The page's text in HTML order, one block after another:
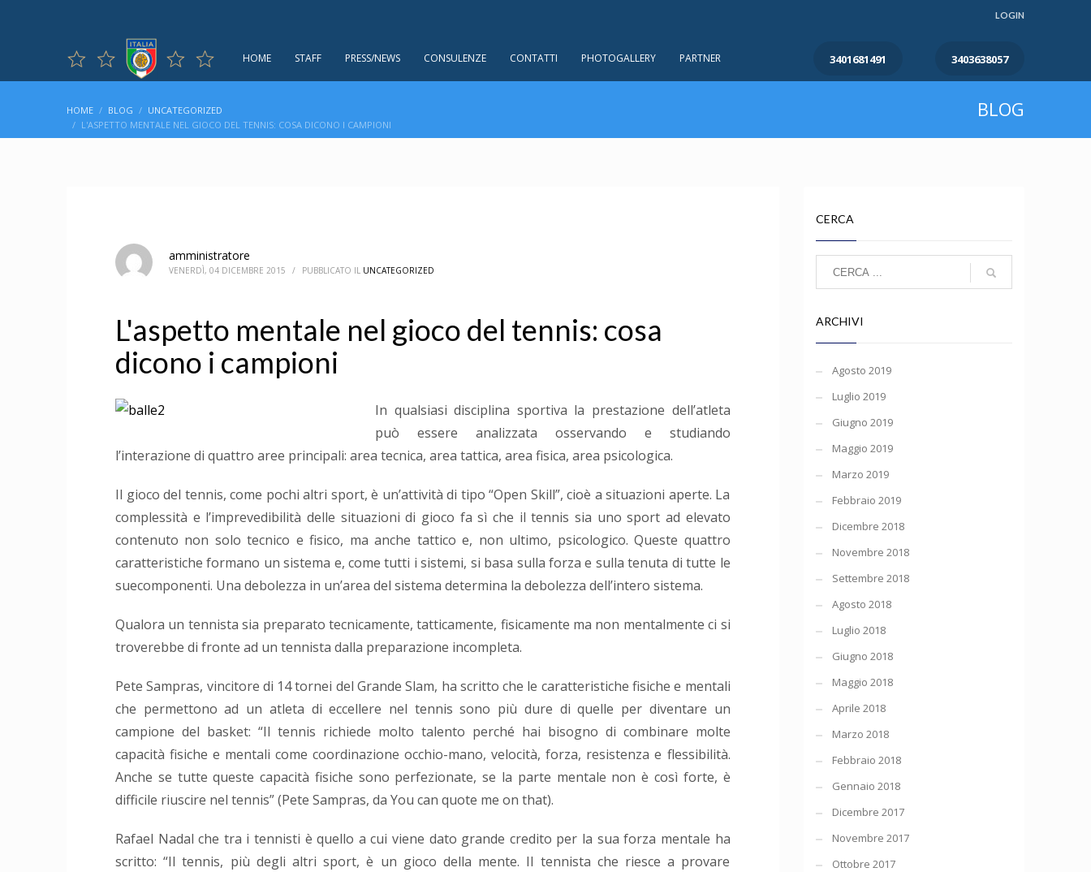
LOGIN
HOME STAFF PRESS/NEWS CONSULENZE CONTATTI PHOTOGALLERY PARTNER 3401681491 3403638057
HOME BLOG
UNCATEGORIZED
L'ASPETTO MENTALE NEL GIOCO DEL TENNIS: COSA DICONO I CAMPIONI
BLOG
amministratore
VENERDÌ, 04 DICEMBRE 2015 / PUBBLICATO IL UNCATEGORIZED
L'aspetto mentale nel gioco del tennis: cosa
dicono i campioni
In qualsiasi disciplina sportiva la prestazione dell’atleta
può essere analizzata osservando e studiando
l’interazione di quattro aree principali: area tecnica, area tattica, area fisica, area psicologica.
Il gioco del tennis, come pochi altri sport, è un’attività di tipo “Open Skill”, cioè a situazioni aperte. La
complessità e l’imprevedibilità delle situazioni di gioco fa sì che il tennis sia uno sport ad elevato
contenuto non solo tecnico e fisico, ma anche tattico e, non ultimo, psicologico. Queste quattro
caratteristiche formano un sistema e, come tutti i sistemi, si basa sulla forza e sulla tenuta di tutte le
suecomponenti. Una debolezza in un’area del sistema determina la debolezza dell’intero sistema.
Qualora un tennista sia preparato tecnicamente, tatticamente, fisicamente ma non mentalmente ci si
troverebbe di fronte ad un tennista dalla preparazione incompleta.
Pete Sampras, vincitore di 14 tornei del Grande Slam, ha scritto che le caratteristiche fisiche e mentali
che permettono ad un atleta di eccellere nel tennis sono più dure di quelle per diventare un
campione del basket: “Il tennis richiede molto talento perché hai bisogno di combinare molte
capacità fisiche e mentali come coordinazione occhio-mano, velocità, forza, resistenza e flessibilità.
Anche se tutte queste capacità fisiche sono perfezionate, se la parte mentale non è così forte, è
difficile riuscire nel tennis” (Pete Sampras, da You can quote me on that).
Rafael Nadal che tra i tennisti è quello a cui viene dato grande credito per la sua forza mentale ha
scritto: “Il tennis, più degli altri sport, è un gioco della mente. Il tennista che riesce a provare
CERCA
ARCHIVI
Agosto 2019
Luglio 2019
Giugno 2019
Maggio 2019
Marzo 2019
Febbraio 2019
Dicembre 2018
Novembre 2018
Settembre 2018
Agosto 2018
Luglio 2018
Giugno 2018
Maggio 2018
Aprile 2018
Marzo 2018
Febbraio 2018
Gennaio 2018
Dicembre 2017
Novembre 2017
Ottobre 2017